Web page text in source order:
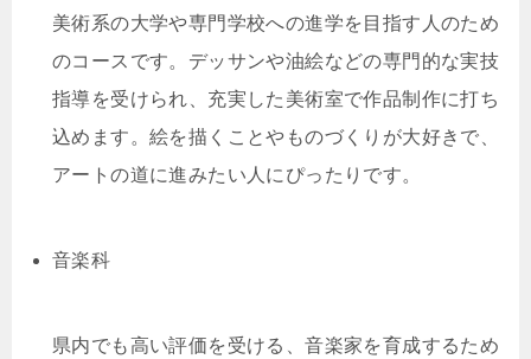
美術系の大学や専門学校への進学を目指す人のため
のコースです。デッサンや油絵などの専門的な実技
指導を受けられ、充実した美術室で作品制作に打ち
込めます。絵を描くことやものづくりが大好きで、
アートの道に進みたい人にぴったりです。
音楽科
県内でも高い評価を受ける、音楽家を育成するため